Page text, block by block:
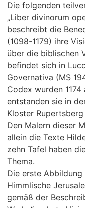
Die folgenden
„Liber divinorum
beschreibt die
(1098-1179) ihre
über die biblischen
befindet sich in
Governativa (MS
Codex wurden
entstanden sie in
Kloster
Den Malern dieser
allein die Texte
zehn Tafel haben
Thema.
Die erste
Himmlische
gemäß der